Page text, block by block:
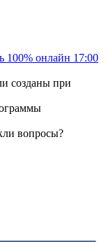
100% онлайн 17:00
созданы при
вопросы?